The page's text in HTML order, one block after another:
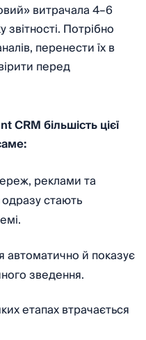
витрачала 4–6
Потрібно
перенести їх в
перед
більшість цієї
реклами та
одразу стають
автоматично й показує
зведення.
етапах втрачається